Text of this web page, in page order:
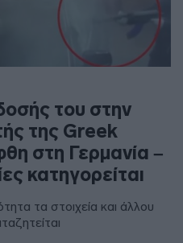
του στην
της Greek
στη Γερμανία –
κατηγορείται
τα στοιχεία και άλλου